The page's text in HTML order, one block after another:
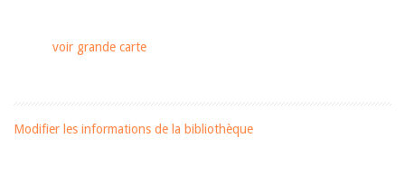
voir grande carte
Modifier les informations de la bibliothèque